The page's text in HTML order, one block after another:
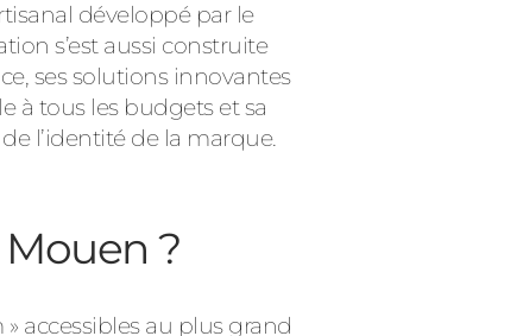
développé par le
s’est aussi construite
ses solutions innovantes
à tous les budgets et sa
l’identité de la marque.
?
accessibles au plus grand